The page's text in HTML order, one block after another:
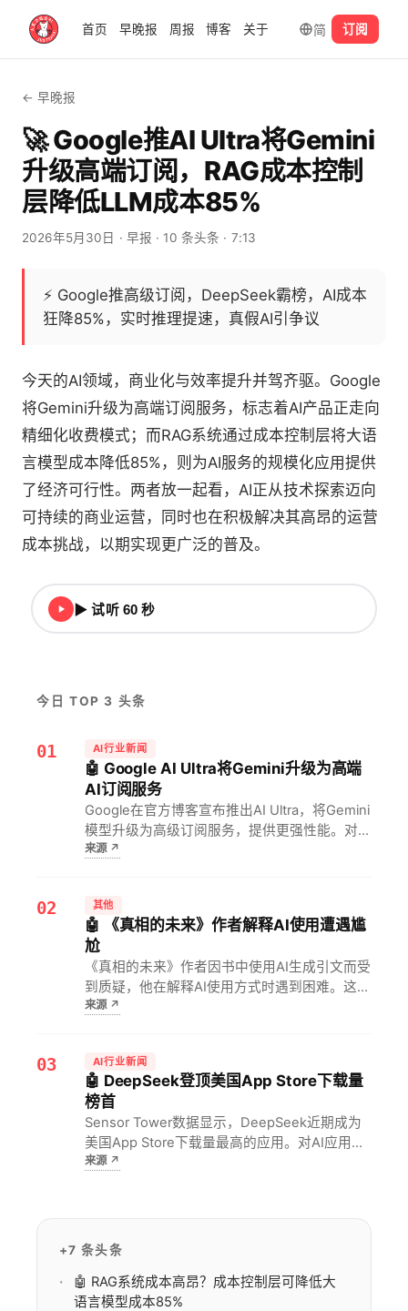
首页 早晚报 周报 博客 关于 简 订阅
← 早晚报
🚀 Google推AI Ultra将Gemini
升级高端订阅，RAG成本控制
层降低LLM成本85%
2026年5月30日 · 早报 · 10 条头条 · 7:13
⚡ Google推高级订阅，DeepSeek霸榜，AI成本
狂降85%，实时推理提速，真假AI引争议
今天的AI领域，商业化与效率提升并驾齐驱。Google
将Gemini升级为高端订阅服务，标志着AI产品正走向
精细化收费模式；而RAG系统通过成本控制层将大语
言模型成本降低85%，则为AI服务的规模化应用提供
了经济可行性。两者放一起看，AI正从技术探索迈向
可持续的商业运营，同时也在积极解决其高昂的运营
成本挑战，以期实现更广泛的普及。
▶ 试听 60 秒
今日 TOP 3 头条
01 AI行业新闻
🤖 Google AI Ultra将Gemini升级为高端
AI订阅服务
Google在官方博客宣布推出AI Ultra，将Gemini
模型升级为高级订阅服务，提供更强性能。对AI
行业而言，这标志着大模型向高端订阅模式的转
来源↗
02 其他
🤖 《真相的未来》作者解释AI使用遭遇尴
尬
《真相的未来》作者因书中使用AI生成引文而受
到质疑，他在解释AI使用方式时遇到困难。这暴
露了AI内容创作在真实性上的隐患，对依赖AI生
来源↗
03 AI行业新闻
🤖 DeepSeek登顶美国App Store下载量
榜首
Sensor Tower数据显示，DeepSeek近期成为
美国App Store下载量最高的应用。对AI应用市
场而言，这意味着用户对智能助手的接受度显著
来源↗
+7 条头条
🤖 RAG系统成本高昂？成本控制层可降低大
语言模型成本85%